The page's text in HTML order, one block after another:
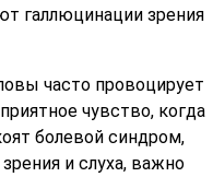
галлюцинации зрения
часто провоцирует
чувство, когда
болевой синдром,
и слуха, важно